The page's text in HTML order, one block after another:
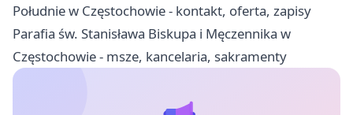
Południe w Częstochowie - kontakt, oferta, zapisy
Parafia św. Stanisława Biskupa i Męczennika w
Częstochowie - msze, kancelaria, sakramenty